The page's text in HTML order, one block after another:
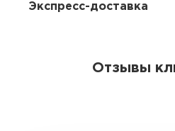
Экспресс-доставка
Отзывы